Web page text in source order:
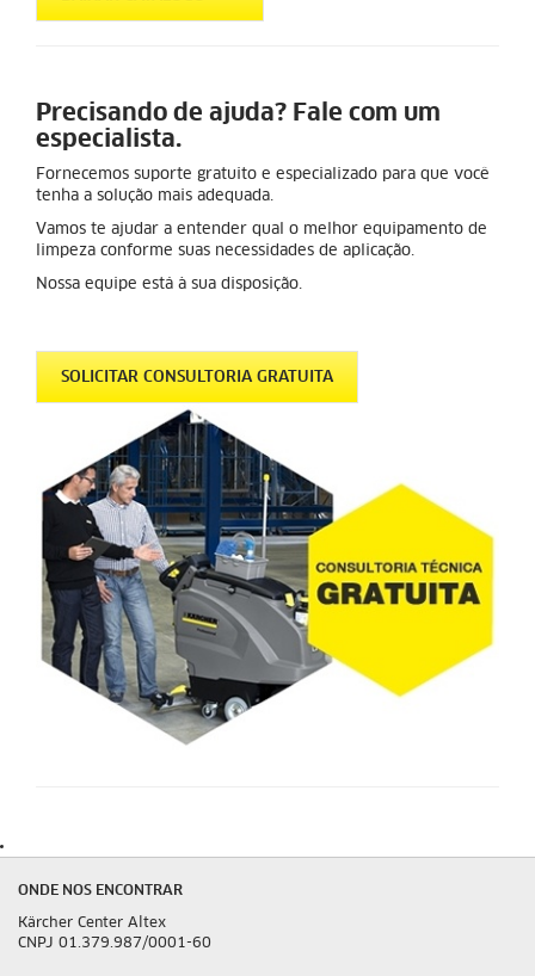
Precisando de ajuda? Fale com um
especialista.
Fornecemos suporte gratuito e especializado para que você
tenha a solução mais adequada.
Vamos te ajudar a entender qual o melhor equipamento de
limpeza conforme suas necessidades de aplicação.
Nossa equipe está à sua disposição.
SOLICITAR CONSULTORIA GRATUITA
ONDE NOS ENCONTRAR
Kärcher Center Altex
CNPJ 01.379.987/0001-60